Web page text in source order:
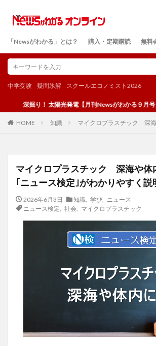
「Newsがわかる」とは？ 購入・定期購読 無料
中学受験 疑問氷解 スクールエコノミスト2026
り！ 太陽光発電【月刊Newsがわかる９月号】
HOME 知識 マイクロプラスチック 深
マイクロプラスチック 深海や
｢ニュース検定｣がわかりやすく説
2026年6月3日 知識 学び
ニュース
ニュース検定
社会, マイクロプラスチック
検索